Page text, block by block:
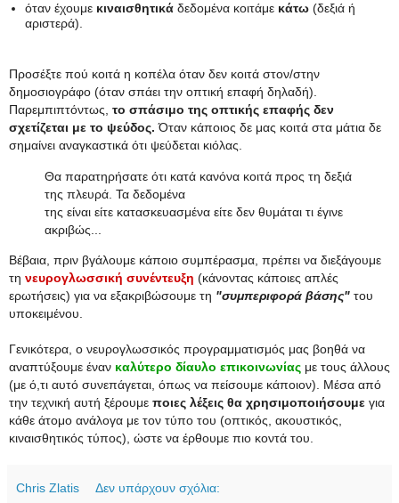
όταν έχουμε κιναισθητικά δεδομένα κοιτάμε κάτω (δεξιά ή
αριστερά).
Προσέξτε πού κοιτά η κοπέλα όταν δεν κοιτά στον/στην
δημοσιογράφο (όταν σπάει την οπτική επαφή δηλαδή).
Παρεμπιπτόντως, το σπάσιμο της οπτικής επαφής δεν
σχετίζεται με το ψεύδος. Όταν κάποιος δε μας κοιτά στα μάτια δε
σημαίνει αναγκαστικά ότι ψεύδεται κιόλας.
Θα παρατηρήσατε ότι κατά κανόνα κοιτά προς τη δεξιά
της πλευρά. Τα δεδομένα
της είναι είτε κατασκευασμένα είτε δεν θυμάται τι έγινε
ακριβώς...
Βέβαια, πριν βγάλουμε κάποιο συμπέρασμα, πρέπει να διεξάγουμε
τη νευρογλωσσική συνέντευξη (κάνοντας κάποιες απλές
ερωτήσεις) για να εξακριβώσουμε τη "συμπεριφορά βάσης" του
υποκειμένου.
Γενικότερα, ο νευρογλωσσικός προγραμματισμός μας βοηθά να
αναπτύξουμε έναν καλύτερο δίαυλο επικοινωνίας με τους άλλους
(με ό,τι αυτό συνεπάγεται, όπως να πείσουμε κάποιον). Μέσα από
την τεχνική αυτή ξέρουμε ποιες λέξεις θα χρησιμοποιήσουμε για
κάθε άτομο ανάλογα με τον τύπο του (οπτικός, ακουστικός,
κιναισθητικός τύπος), ώστε να έρθουμε πιο κοντά του.
Chris Zlatis Δεν υπάρχουν σχόλια: